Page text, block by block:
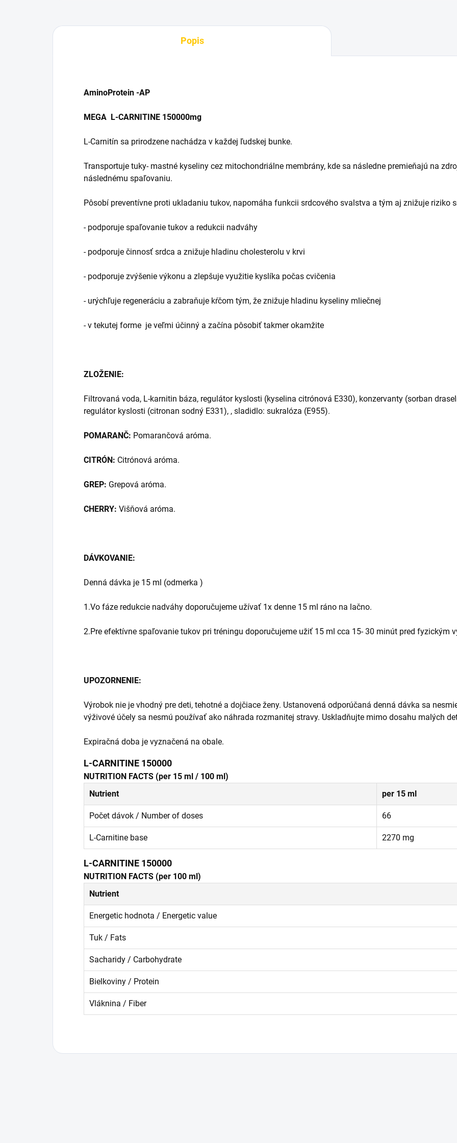
Popis
AminoProtein -AP
MEGA L-CARNITINE 150000mg
L-Carnitín sa prirodzene nachádza v každej ľudskej bunke.
Transportuje tuky- mastné kyseliny cez mitochondriálne membrány, kde sa následne premieňajú na
následnému spaľovaniu.
Pôsobí preventívne proti ukladaniu tukov, napomáha funkcii srdcového svalstva a tým aj znižuje riziko
- podporuje spaľovanie tukov a redukcii nadváhy
- podporuje činnosť srdca a znižuje hladinu cholesterolu v krvi
- podporuje zvýšenie výkonu a zlepšuje využitie kyslíka počas cvičenia
- urýchľuje regeneráciu a zabraňuje kŕčom tým, že znižuje hladinu kyseliny mliečnej
- v tekutej forme je veľmi účinný a začína pôsobiť takmer okamžite
ZLOŽENIE:
Filtrovaná voda, L-karnitin báza, regulátor kyslosti (kyselina citrónová E330), konzervanty (sorban
regulátor kyslosti (citronan sodný E331), , sladidlo: sukralóza (E955).
POMARANČ: Pomarančová aróma.
CITRÓN: Citrónová aróma.
GREP: Grepová aróma.
CHERRY: Višňová aróma.
DÁVKOVANIE:
Denná dávka je 15 ml (odmerka )
1.Vo fáze redukcie nadváhy doporučujeme užívať 1x denne 15 ml ráno na lačno.
2.Pre efektívne spaľovanie tukov pri tréningu doporučujeme užiť 15 ml cca 15- 30 minút pred fyzickým
UPOZORNENIE:
Výrobok nie je vhodný pre deti, tehotné a dojčiace ženy. Ustanovená odporúčaná denná dávka sa
výživové účely sa nesmú používať ako náhrada rozmanitej stravy. Uskladňujte mimo dosahu malých
Expiračná doba je vyznačená na obale.
L-CARNITINE 150000
NUTRITION FACTS (per 15 ml / 100 ml)
Nutrient
per 15 ml
Počet dávok / Number of doses 66
L-Carnitine base 2270 mg
L-CARNITINE 150000
NUTRITION FACTS (per 100 ml)
Nutrient
Energetic hodnota / Energetic value
Tuk / Fats
Sacharidy / Carbohydrate
Bielkoviny / Protein
Vláknina / Fiber